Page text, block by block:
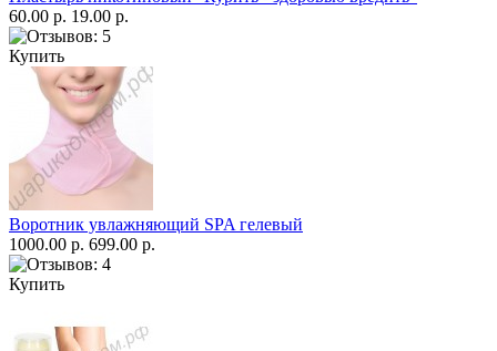
60.00 р. 19.00 р.
Купить
Воротник увлажняющий SPA гелевый
1000.00 р. 699.00 р.
Купить